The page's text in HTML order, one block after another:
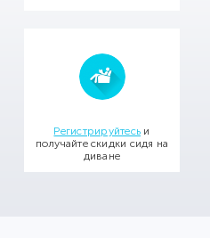
Регистрируйтесь и
получайте скидки сидя на
диване